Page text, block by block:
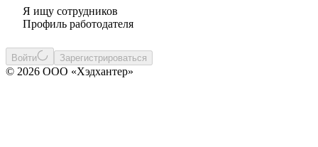
Я ищу сотрудников
Профиль работодателя
Войти Зарегистрироваться
© 2026 ООО «Хэдхантер»